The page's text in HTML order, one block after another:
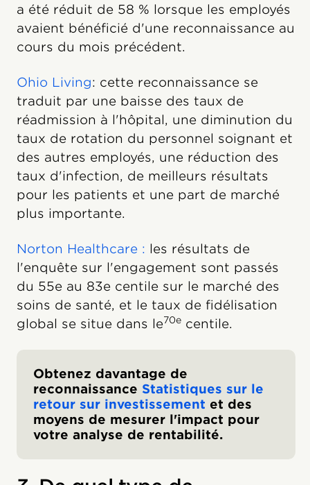
a été réduit de 58 % lorsque les employés
avaient bénéficié d'une reconnaissance au
cours du mois précédent.
Ohio Living: cette reconnaissance se
traduit par une baisse des taux de
réadmission à l'hôpital, une diminution du
taux de rotation du personnel soignant et
des autres employés, une réduction des
taux d'infection, de meilleurs résultats
pour les patients et une part de marché
plus importante.
Norton Healthcare : les résultats de
l'enquête sur l'engagement sont passés
du 55e au 83e centile sur le marché des
soins de santé, et le taux de fidélisation
global se situe dans le70e centile.
Obtenez davantage de
reconnaissance Statistiques sur le
retour sur investissement et des
moyens de mesurer l'impact pour
votre analyse de rentabilité.